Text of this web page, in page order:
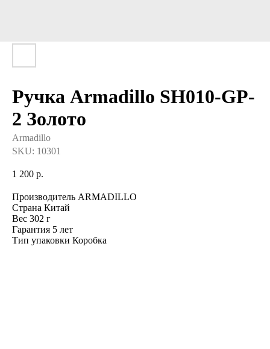
Ручка Armadillo SH010-GP-
2 Золото
Armadillo
SKU: 10301
1 200 р.
Производитель ARMADILLO
Страна Китай
Вес 302 г
Гарантия 5 лет
Тип упаковки Коробка